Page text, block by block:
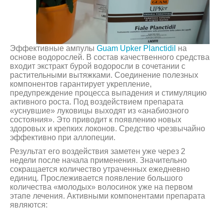
Эффективные ампулы Guam Upker Planctidil на
основе водорослей. В состав качественного средства
входит экстракт бурой водоросли в сочетании с
растительными вытяжками. Соединение полезных
компонентов гарантирует укрепление,
предупреждение процесса выпадения и стимуляцию
активного роста. Под воздействием препарата
«уснувшие» луковицы выходят из «анабиозного
состояния». Это приводит к появлению новых
здоровых и крепких локонов. Средство чрезвычайно
эффективно при аллопеции.
Результат его воздействия заметен уже через 2
недели после начала применения. Значительно
сокращается количество утраченных ежедневно
единиц. Прослеживается появление большого
количества «молодых» волосинок уже на первом
этапе лечения. Активными компонентами препарата
являются: